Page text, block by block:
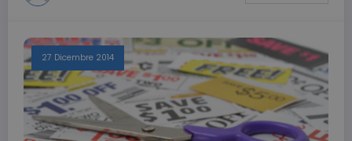
27 Dicembre 2014